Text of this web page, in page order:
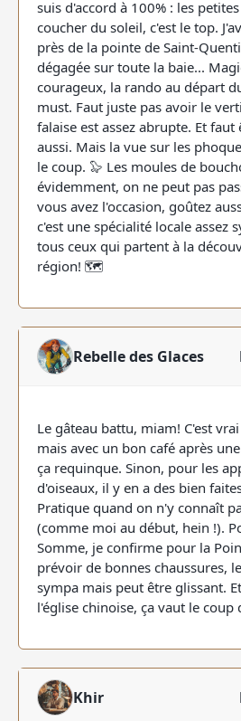
suis d'accord à 100% : les
coucher du soleil, c'est le top.
près de la pointe de Saint-
dégagée sur toute la baie...
courageux, la rando au départ
must. Faut juste pas avoir le
falaise est assez abrupte. Et faut
aussi. Mais la vue sur les
le coup. 🦭 Les moules de
évidemment, on ne peut pas
vous avez l'occasion, goûtez
c'est une spécialité locale assez
tous ceux qui partent à la
région! 🗺️
Rebelle des Glaces
Le gâteau battu, miam! C'est
mais avec un bon café après
ça requinque. Sinon, pour les
d'oiseaux, il y en a des bien
Pratique quand on n'y connaît
(comme moi au début, hein !).
Somme, je confirme pour la
prévoir de bonnes chaussures,
sympa mais peut être glissant.
l'église chinoise, ça vaut le coup
Khir